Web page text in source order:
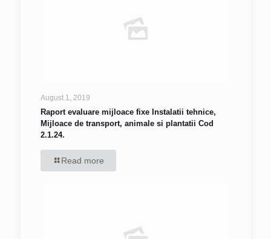
August 1, 2019
Raport evaluare mijloace fixe Instalatii tehnice,
Mijloace de transport, animale si plantatii Cod
2.1.24.
Read more